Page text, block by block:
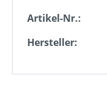
Artikel-Nr.:
Hersteller: